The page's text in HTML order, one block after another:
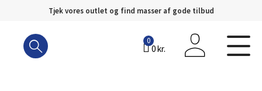
Tjek vores outlet og find masser af gode tilbud
indhold
0kr.
0